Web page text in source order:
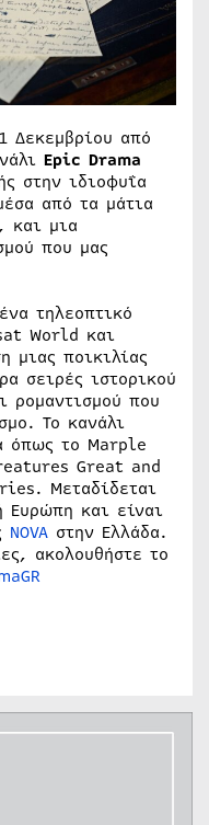
Δεκεμβρίου από
Epic Drama
στην ιδιοφυΐα
από τα μάτια
και μια
που μας
τηλεοπτικό
World και
μιας ποικιλίας
σειρές ιστορικού
ρομαντισμού που
Το κανάλι
όπως το Marple
Great and
Μεταδίδεται
Ευρώπη και είναι
NOVA στην Ελλάδα.
ακολουθήστε το